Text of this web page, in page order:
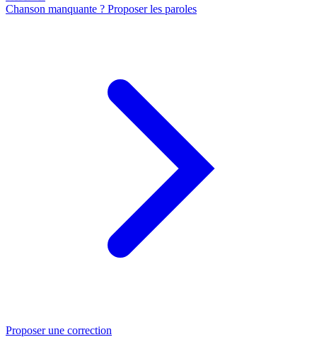
Chanson manquante ? Proposer les paroles
Proposer une correction